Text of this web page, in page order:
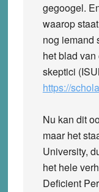
gegoogel.
waarop
nog iemand
het blad
skeptici
https://
Nu kan dit
maar het
University,
het hele
Deficient